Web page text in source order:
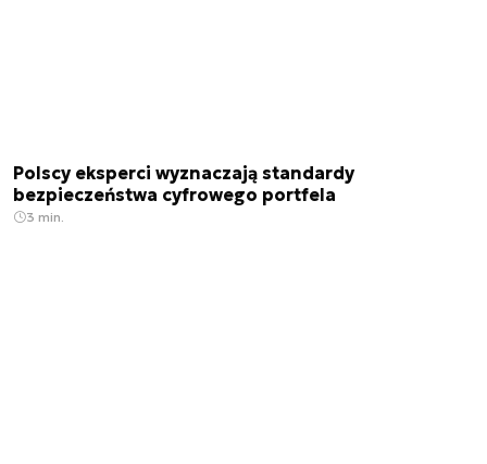
Polscy eksperci wyznaczają standardy
bezpieczeństwa cyfrowego portfela
3 min.